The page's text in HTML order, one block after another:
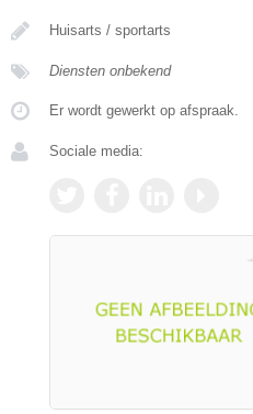
Huisarts / sportarts
Diensten onbekend
Er wordt gewerkt op afspraak.
Sociale media: